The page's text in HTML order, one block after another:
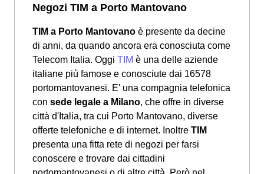
Negozi TIM a Porto Mantovano
TIM a Porto Mantovano è presente da decine
di anni, da quando ancora era conosciuta come
Telecom Italia. Oggi TIM è una delle aziende
italiane più famose e conosciute dai 16578
portomantovanesi. E' una compagnia telefonica
con sede legale a Milano, che offre in diverse
città d'Italia, tra cui Porto Mantovano, diverse
offerte telefoniche e di internet. Inoltre TIM
presenta una fitta rete di negozi per farsi
conoscere e trovare dai cittadini